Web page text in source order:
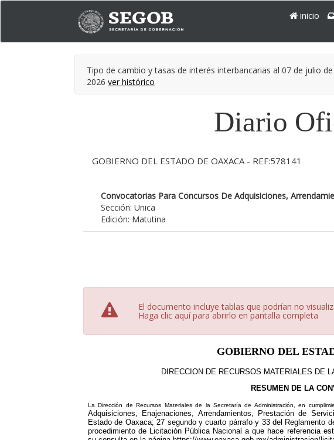
inicio
Tipo de cambio y tasas de interés interbancarias al 07 de julio de
2026 ver histórico
Diario
GOBIERNO DEL ESTADO DE OAXACA - REF:578141
Convocatorias Para Concursos De Adquisiciones,
Sección: Unica
Edición: Matutina
El documento incluye tablas que podrían no
Haga clic aquí para abrirlo en pantalla completa